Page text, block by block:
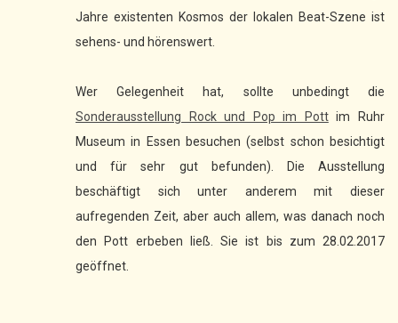
Jahre existenten Kosmos der lokalen Beat-Szene ist
sehens- und hörenswert.
Wer Gelegenheit hat, sollte unbedingt die
Sonderausstellung Rock und Pop im Pottim Ruhr
Museum in Essen besuchen (selbst schon besichtigt
und für sehr gut befunden). Die Ausstellung
beschäftigt sich unter anderem mit dieser
aufregenden Zeit, aber auch allem, was danach noch
den Pott erbeben ließ. Sie ist bis zum 28.02.2017
geöffnet.